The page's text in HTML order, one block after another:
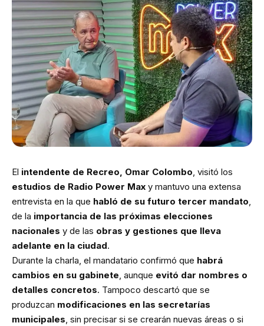
El intendente de Recreo, Omar Colombo, visitó los
estudios de Radio Power Max y mantuvo una extensa
entrevista en la que habló de su futuro tercer mandato,
de la importancia de las próximas elecciones
nacionales y de las obras y gestiones que lleva
adelante en la ciudad.
Durante la charla, el mandatario confirmó que habrá
cambios en su gabinete, aunque evitó dar nombres o
detalles concretos. Tampoco descartó que se
produzcan modificaciones en las secretarías
municipales, sin precisar si se crearán nuevas áreas o si